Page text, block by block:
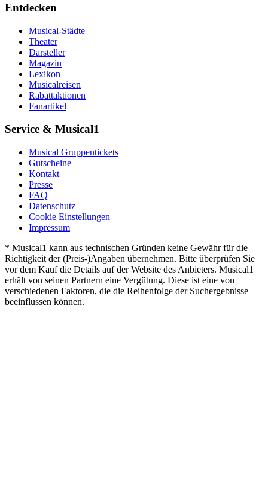
Entdecken
Musical-Städte
Theater
Darsteller
Magazin
Lexikon
Musicalreisen
Rabattaktionen
Fanartikel
Service & Musical1
Musical Gruppentickets
Gutscheine
Kontakt
Presse
FAQ
Datenschutz
Cookie Einstellungen
Impressum
* Musical1 kann aus technischen Gründen keine Gewähr für die
Richtigkeit der (Preis-)Angaben übernehmen. Bitte überprüfen Sie
vor dem Kauf die Details auf der Website des Anbieters. Musical1
erhält von seinen Partnern eine Vergütung. Diese ist eine von
verschiedenen Faktoren, die die Reihenfolge der Suchergebnisse
beeinflussen können.